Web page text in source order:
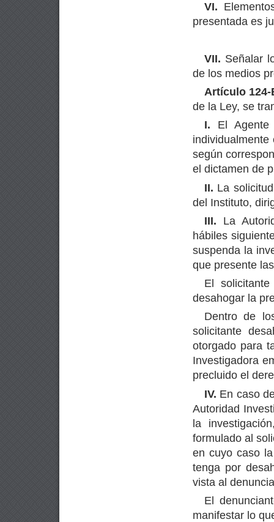
VI.
presentada es
VII. Señalar
de los medios
Artículo 124-
de la Ley, se
I. El Agente
según
el dictamen de
II. La
del Instituto,
III. La
hábiles
suspenda la
que presente
El
desahogar la
Dentro de
solicitante
otorgado para
Investigadora
precluido el
IV. En caso
Autoridad
la
formulado al
en cuyo caso
tenga por
vista al
El
manifestar lo